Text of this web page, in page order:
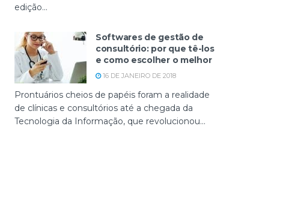
edição...
Softwares de gestão de
consultório: por que tê-los
e como escolher o melhor
16 DE JANEIRO DE 2018
Prontuários cheios de papéis foram a realidade
de clínicas e consultórios até a chegada da
Tecnologia da Informação, que revolucionou...